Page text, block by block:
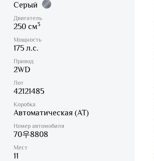
Серый
Двигатель
250 см3
Мощность
175 л.с.
Привод
2WD
Лот
42121485
Коробка
Автоматическая (AT)
Номер автомобиля
70우8808
Мест
11